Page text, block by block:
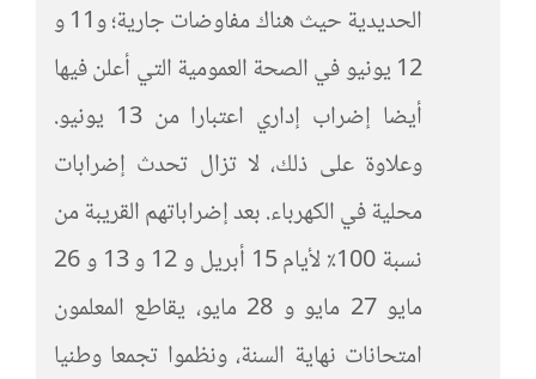
الحديدية حيث هناك مفاوضات جارية؛ و11 و
12 يونيو في الصحة العمومية التي أعلن فيها
أيضا إضراب إداري اعتبارا من 13 يونيو.
وعلاوة على ذلك، لا تزال تحدث إضرابات
محلية في الكهرباء. بعد إضراباتهم القريبة من
نسبة 100٪ لأيام 15 أبريل و 12 و 13 و 26
مايو 27 مايو و 28 مايو، يقاطع المعلمون
امتحانات نهاية السنة، ونظموا تجمعا وطنيا